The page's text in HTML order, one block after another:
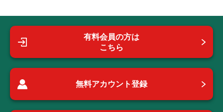
有料会員の方は
こちら
無料アカウント登録